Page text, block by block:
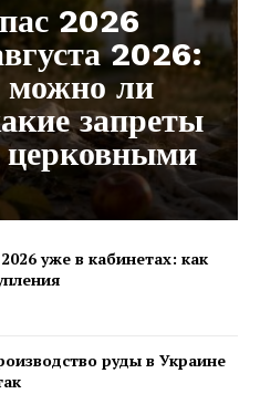
2026
2026:
можно ли
запреты
церковными
уже в кабинетах: как
руды в Украине